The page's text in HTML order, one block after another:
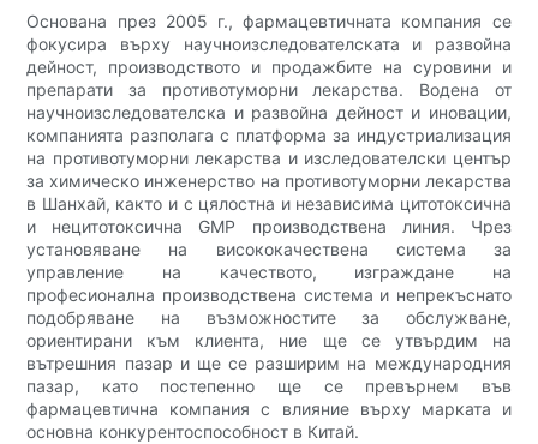
Основана през 2005 г., фармацевтичната компания се
фокусира върху научноизследователската и развойна
дейност, производството и продажбите на суровини и
препарати за противотуморни лекарства. Водена от
научноизследователска и развойна дейност и иновации,
компанията разполага с платформа за индустриализация
на противотуморни лекарства и изследователски център
за химическо инженерство на противотуморни лекарства
в Шанхай, както и с цялостна и независима цитотоксична
и нецитотоксична GMP производствена линия. Чрез
установяване на висококачествена система за
управление на качеството, изграждане на
професионална производствена система и непрекъснато
подобряване на възможностите за обслужване,
ориентирани към клиента, ние ще се утвърдим на
вътрешния пазар и ще се разширим на международния
пазар, като постепенно ще се превърнем във
фармацевтична компания с влияние върху марката и
основна конкурентоспособност в Китай.